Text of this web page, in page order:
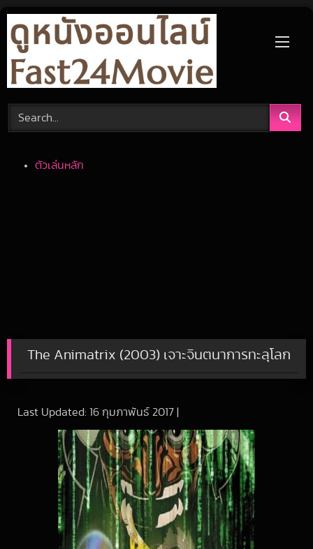
Skip
content
ตัวเล่นหลัก
The Animatrix (2003) เจาะจินตนาการทะลุโลก
Last Updated: 16 กุมภาพันธ์ 2017